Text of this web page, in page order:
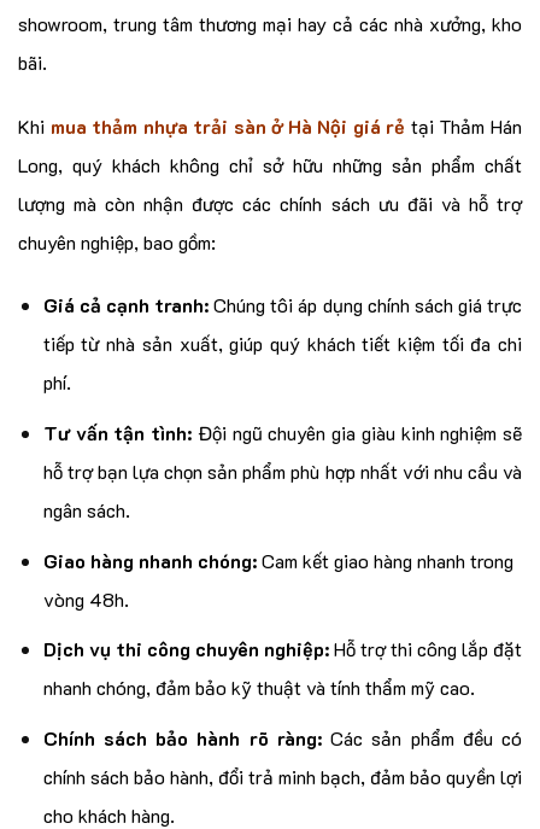
showroom, trung tâm thương mại hay cả các nhà xưởng, kho
bãi.
Khi mua thảm nhựa trải sàn ở Hà Nội giá rẻ tại Thảm Hán
Long, quý khách không chỉ sở hữu những sản phẩm chất
lượng mà còn nhận được các chính sách ưu đãi và hỗ trợ
chuyên nghiệp, bao gồm:
Giá cả cạnh tranh:Chúng tôi áp dụng chính sách giá trực
tiếp từ nhà sản xuất, giúp quý khách tiết kiệm tối đa chi
phí.
Tư vấn tận tình: Đội ngũ chuyên gia giàu kinh nghiệm sẽ
hỗ trợ bạn lựa chọn sản phẩm phù hợp nhất với nhu cầu và
ngân sách.
Giao hàng nhanh chóng:Cam kết giao hàng nhanh trong
vòng 48h.
Dịch vụ thi công chuyên nghiệp:Hỗ trợ thi công lắp đặt
nhanh chóng, đảm bảo kỹ thuật và tính thẩm mỹ cao.
Chính sách bảo hành rõ ràng:Các sản phẩm đều có
chính sách bảo hành, đổi trả minh bạch, đảm bảo quyền lợi
cho khách hàng.